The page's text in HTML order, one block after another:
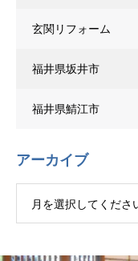
玄関リフォーム
福井県坂井市
福井県鯖江市
アーカイブ
月を選択してくださ